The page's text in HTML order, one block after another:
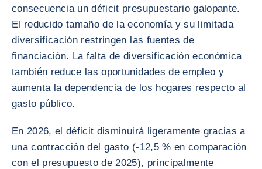
consecuencia un déficit presupuestario galopante.
El reducido tamaño de la economía y su limitada
diversificación restringen las fuentes de
financiación. La falta de diversificación económica
también reduce las oportunidades de empleo y
aumenta la dependencia de los hogares respecto al
gasto público.
En 2026, el déficit disminuirá ligeramente gracias a
una contracción del gasto (-12,5 % en comparación
con el presupuesto de 2025), principalmente